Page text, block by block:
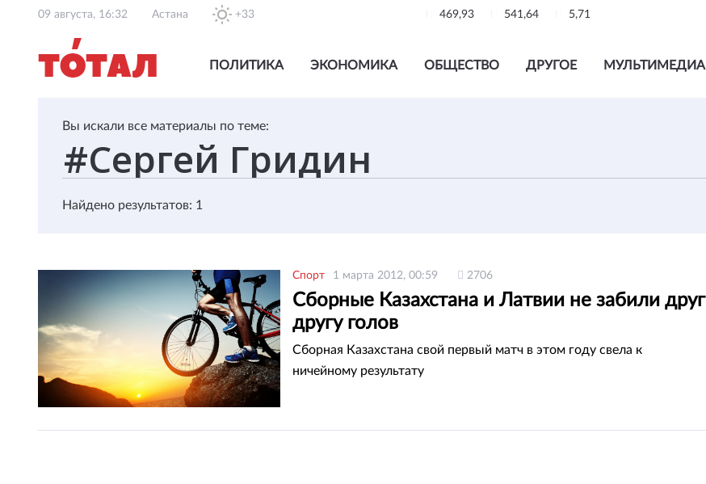
09 августа, 16:32 Астана +33 469,93 541,64 5,71
ПОЛИТИКА ЭКОНОМИКА ОБЩЕСТВО ДРУГОЕ МУЛЬТИМЕДИА
Вы искали все материалы по теме:
Найдено результатов: 1
Спорт 1 марта 2012, 00:59 2706
Сборные Казахстана и Латвии не забили друг
другу голов
Сборная Казахстана свой первый матч в этом году свела к
ничейному результату